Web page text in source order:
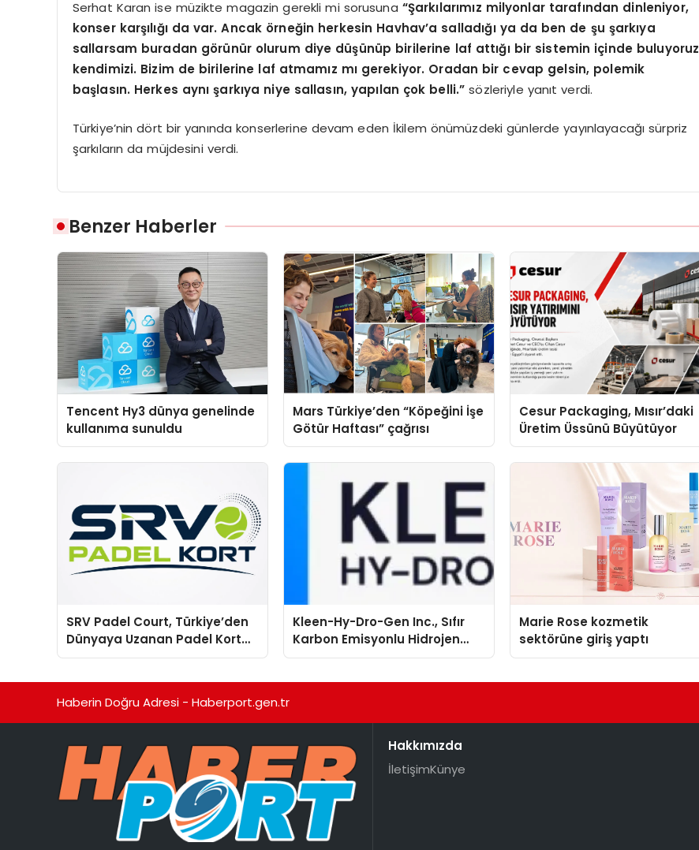
Serhat Karan ise müzikte magazin gerekli mi sorusuna “Şarkılarımız milyonlar tarafından dinleniyor,
konser karşılığı da var. Ancak örneğin herkesin Havhav’a salladığı ya da ben de şu şarkıya
sallarsam buradan görünür olurum diye düşünüp birilerine laf attığı bir sistemin içinde buluyoruz
kendimizi. Bizim de birilerine laf atmamız mı gerekiyor. Oradan bir cevap gelsin, polemik
başlasın. Herkes aynı şarkıya niye sallasın, yapılan çok belli.”sözleriyle yanıt verdi.
Türkiye’nin dört bir yanında konserlerine devam eden İkilem önümüzdeki günlerde yayınlayacağı sürpriz
şarkıların da müjdesini verdi.
Benzer Haberler
Tencent Hy3 dünya genelinde
kullanıma sunuldu
Mars Türkiye’den “Köpeğini İşe
Götür Haftası” çağrısı
Cesur Packaging, Mısır’daki
Üretim Üssünü Büyütüyor
SRV Padel Court, Türkiye’den
Dünyaya Uzanan Padel Kort
Üretiminde Güvenin Adresi
Kleen-Hy-Dro-Gen Inc., Sıfır
Karbon Emisyonlu Hidrojen
Isıtma Teknolojisinde ISO ve
Marie Rose kozmetik
sektörüne giriş yaptı
Haberin Doğru Adresi - Haberport.gen.tr
Hakkımızda
İletişimKünye